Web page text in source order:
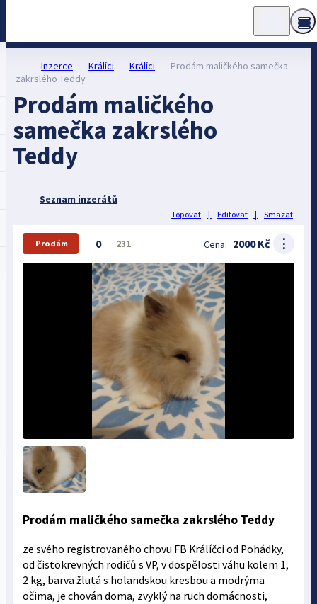
Inzerce Králíci Králíci
Prodám maličkého samečka
zakrslého Teddy
Prodám maličkého
samečka zakrslého
Teddy
Seznam inzerátů
Topovat | Editovat | Smazat
Prodám 0 231 Cena: 2000 Kč ⋮
Prodám maličkého samečka zakrslého Teddy
ze svého registrovaného chovu FB Králíčci od Pohádky,
od čistokrevných rodičů s VP, v dospělosti váhu kolem 1,
2 kg, barva žlutá s holandskou kresbou a modrýma
očima, je chován doma, zvyklý na ruch domácnosti,